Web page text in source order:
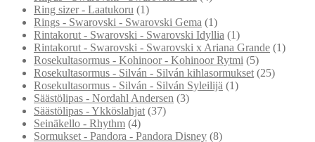
Ring sizer - Laatukoru (1)
Rings - Swarovski - Swarovski Gema (1)
Rintakorut - Swarovski - Swarovski Idyllia (1)
Rintakorut - Swarovski - Swarovski x Ariana Grande (1)
Rosekultasormus - Kohinoor - Kohinoor Rytmi (5)
Rosekultasormus - Silván - Silván kihlasormukset (25)
Rosekultasormus - Silván - Silván Syleilijä (1)
Säästölipas - Nordahl Andersen (3)
Säästölipas - Ykköslahjat (37)
Seinäkello - Rhythm (4)
Sormukset - Pandora - Pandora Disney (8)